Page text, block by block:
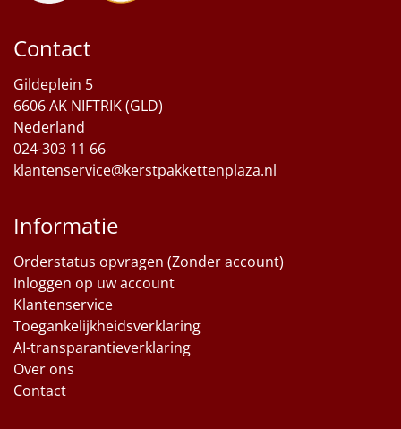
Contact
Gildeplein 5
6606 AK NIFTRIK (GLD)
Nederland
024-303 11 66
klantenservice@kerstpakkettenplaza.nl
Informatie
Orderstatus opvragen (Zonder account)
Inloggen op uw account
Klantenservice
Toegankelijkheidsverklaring
AI-transparantieverklaring
Over ons
Contact